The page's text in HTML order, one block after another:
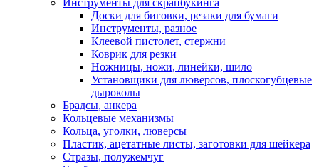
Доски для биговки, резаки для бумаги
Инструменты, разное
Клеевой пистолет, стержни
Коврик для резки
Ножницы, ножи, линейки, шило
Установщики для люверсов, плоскогубцевые
дыроколы
Брадсы, анкера
Кольцевые механизмы
Кольца, уголки, люверсы
Пластик, ацетатные листы, заготовки для шейкера
Стразы, полужемчуг